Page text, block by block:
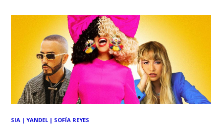
SIA |YANDEL | SOFÍA REYES